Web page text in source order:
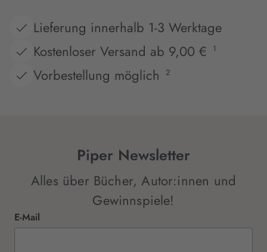
Lieferung innerhalb 1-3 Werktage
Kostenloser Versand ab 9,00 €
1
Vorbestellung möglich 2
Piper Newsletter
Alles über Bücher, Autor:innen und
Gewinnspiele!
E-Mail